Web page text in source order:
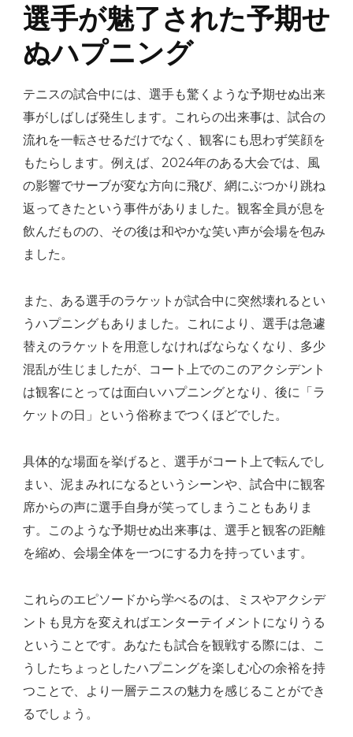
選手が魅了された予期せ
ぬハプニング
テニスの試合中には、選手も驚くような予期せぬ出来
事がしばしば発生します。これらの出来事は、試合の
流れを一転させるだけでなく、観客にも思わず笑顔を
もたらします。例えば、2024年のある大会では、風
の影響でサーブが変な方向に飛び、網にぶつかり跳ね
返ってきたという事件がありました。観客全員が息を
飲んだものの、その後は和やかな笑い声が会場を包み
ました。
また、ある選手のラケットが試合中に突然壊れるとい
うハプニングもありました。これにより、選手は急遽
替えのラケットを用意しなければならなくなり、多少
混乱が生じましたが、コート上でのこのアクシデント
は観客にとっては面白いハプニングとなり、後に「ラ
ケットの日」という俗称までつくほどでした。
具体的な場面を挙げると、選手がコート上で転んでし
まい、泥まみれになるというシーンや、試合中に観客
席からの声に選手自身が笑ってしまうこともありま
す。このような予期せぬ出来事は、選手と観客の距離
を縮め、会場全体を一つにする力を持っています。
これらのエピソードから学べるのは、ミスやアクシデ
ントも見方を変えればエンターテイメントになりうる
ということです。あなたも試合を観戦する際には、こ
うしたちょっとしたハプニングを楽しむ心の余裕を持
つことで、より一層テニスの魅力を感じることができ
るでしょう。